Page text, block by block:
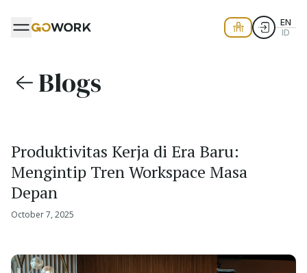
EN
ID
Blogs
Produktivitas Kerja di Era Baru:
Mengintip Tren Workspace Masa
Depan
October 7, 2025